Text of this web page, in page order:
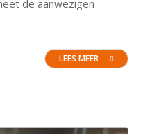
de aanwezigen
LEES MEER